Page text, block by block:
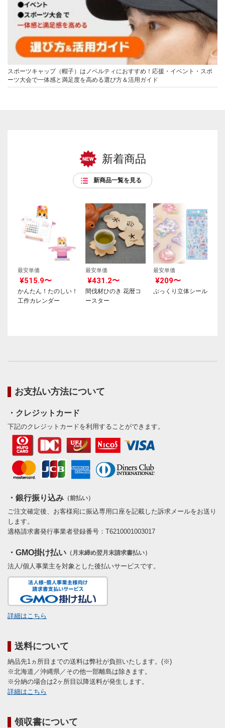
スポーツキャップ（帽子）はノベルティにおすすめ！応援・イベント・スポ
ーツ大会で一体感と満足度を高める選び方＆活用ガイド
新着商品
新商品一覧を見る
最安単価
¥515.9〜
かんたん！たのしい！
工作カレンダー
最安単価
¥431.2〜
間伐材ひのき 花暦コ
ースター
最安単価
¥209〜
ぷっくり立体シール
お支払い方法について
・クレジットカード
下記のクレジットカードを利用することができます。
・銀行振り込み （前払い）
ご注文確定後、お客様宛に振込専用口座を記載した訴求メールをお送り
します。
適格請求書発行事業者登録番号：T6210001003017
・GMO掛け払い （月末締め翌月末請求書払い）
法人/個人事業主を対象とした後払いサービスです。
詳細はこちら
送料について
納品先1ヵ所目までの送料は弊社が負担いたします。(※)
※北海道／沖縄県／その他一部離島は除きます。
※分納の場合は2ヶ所目以降送料が発生します。
詳細はこちら
領収書について